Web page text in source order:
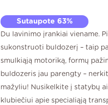
Sutaupote 63%
Du lavinimo įrankiai viename.
sukonstruoti buldozerį – taip
smulkiąją motoriką, formų
buldozeris jau parengty –
mažyliu! Nusikelkite į statybų
klubiečiui apie specialiąją